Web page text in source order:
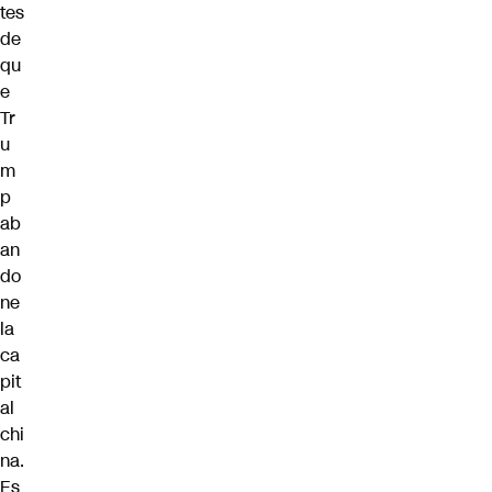
tes
de
qu
e
Tr
u
m
p
ab
an
do
ne
la
ca
pit
al
chi
na.
Es